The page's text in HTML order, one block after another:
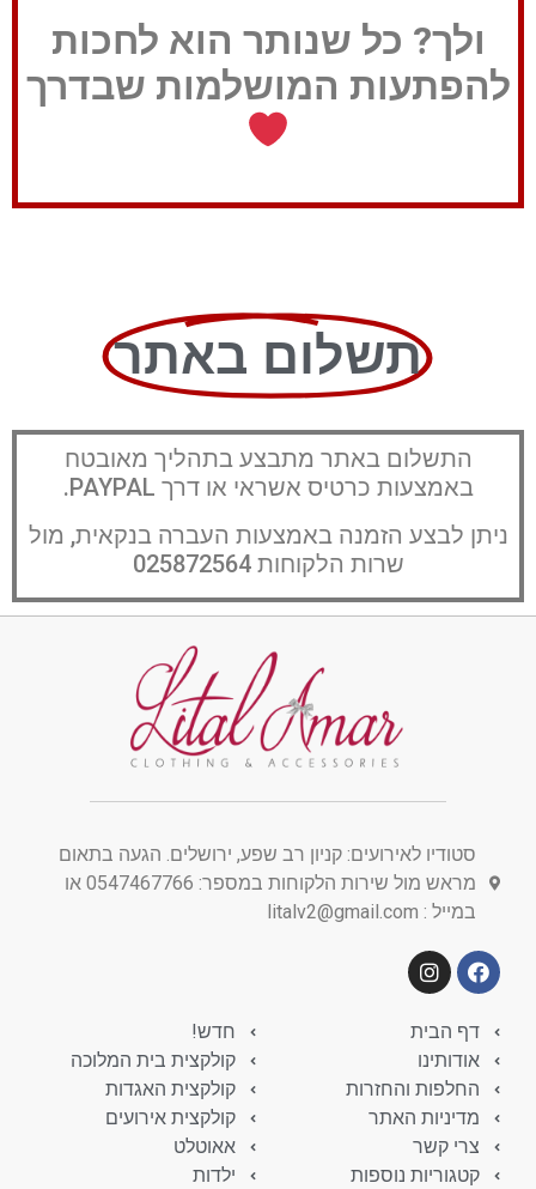
ולך? כל שנותר הוא לחכות
להפתעות המושלמות שבדרך
תשלום באתר
התשלום באתר מתבצע בתהליך מאובטח
באמצעות כרטיס אשראי או דרך PAYPAL.
ניתן לבצע הזמנה באמצעות העברה בנקאית, מול
שרות הלקוחות 025872564
סטודיו לאירועים: קניון רב שפע, ירושלים. הגעה בתאום
מראש מול שירות הלקוחות במספר: 0547467766 או
במייל : litalv2@gmail.com
דף הבית
אודותינו
החלפות והחזרות
מדיניות האתר
צרי קשר
קטגוריות נוספות
חדש!
קולקצית בית המלוכה
קולקצית האגדות
קולקצית אירועים
אאוטלט
ילדות